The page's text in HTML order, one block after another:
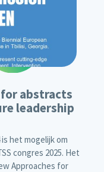
for abstracts
leadership
het mogelijk om
congres 2025. Het
Approaches for